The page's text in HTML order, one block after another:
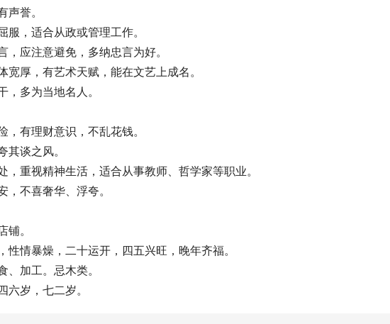
声誉。
，适合从政或管理工作。
应注意避免，多纳忠言为好。
厚，有艺术天赋，能在文艺上成名。
多为当地名人。
有理财意识，不乱花钱。
谈之风。
重视精神生活，适合从事教师、哲学家等职业。
不喜奢华、浮夸。
铺。
情暴燥，二十运开，四五兴旺，晚年齐福。
加工。忌木类。
岁，七二岁。